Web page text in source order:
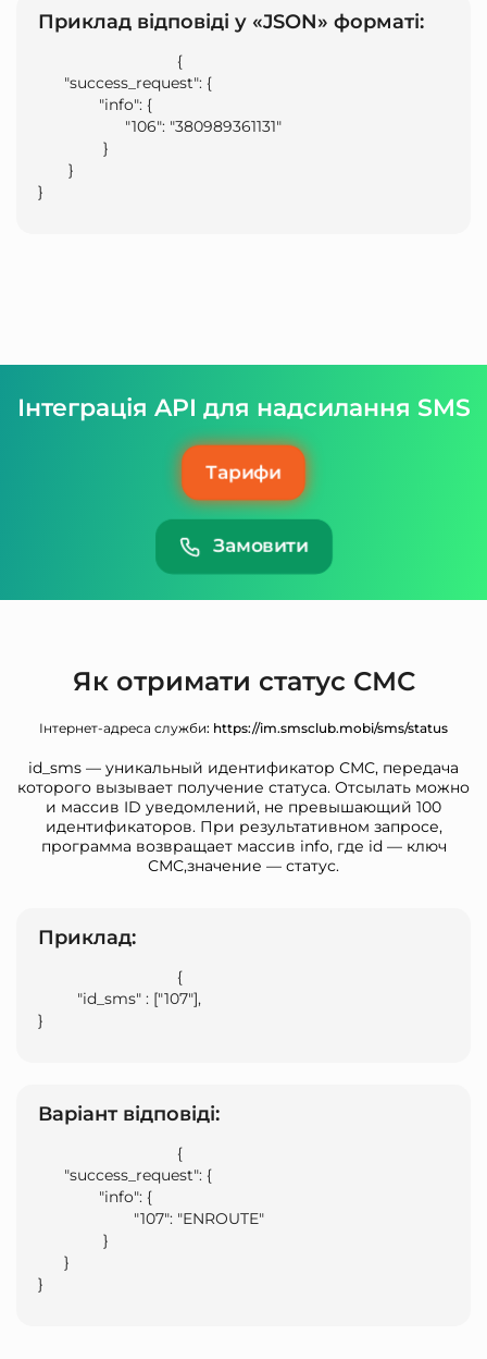
Приклад відповіді у «JSON» форматі:
                                {
      "success_request": {
              "info": {
                    "106": "380989361131"
               }
       }
}
Інтеграція API для надсилання SMS
Тарифи
Замовити
Як отримати статус СМС
Інтернет-адреса служби: https://im.smsclub.mobi/sms/status
id_sms — уникальный идентификатор СМС, передача
которого вызывает получение статуса. Отсылать можно
и массив ID уведомлений, не превышающий 100
идентификаторов. При результативном запросе,
программа возвращает массив info, где id — ключ
СМС,значение — статус.
Приклад:
                                {
         "id_sms" : ["107"],
}
Варіант відповіді:
                                {
      "success_request": {
              "info": {
                      "107": "ENROUTE"
               }
      }
}